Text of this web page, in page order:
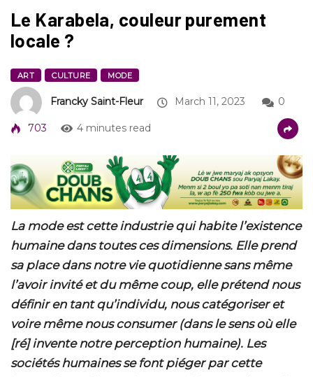
Le Karabela, couleur purement
locale ?
ART CULTURE MODE
Francky Saint-Fleur March 11, 2023 0
703 4 minutes read
La mode est cette industrie qui habite l’existence
humaine dans toutes ces dimensions. Elle prend
sa place dans notre vie quotidienne sans même
l’avoir invité et du même coup, elle prétend nous
définir en tant qu’individu, nous catégoriser et
voire même nous consumer (dans le sens où elle
[ré] invente notre perception humaine). Les
sociétés humaines se font piéger par cette